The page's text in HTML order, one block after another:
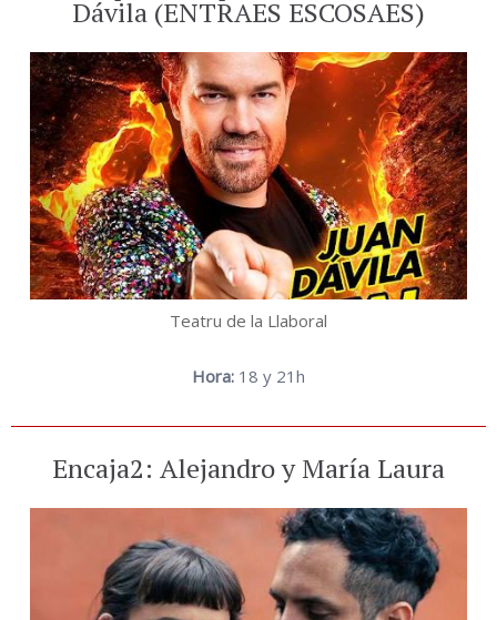
Dávila (ENTRAES ESCOSAES)
Teatru de la Llaboral
Hora: 18 y 21h
Encaja2: Alejandro y María Laura